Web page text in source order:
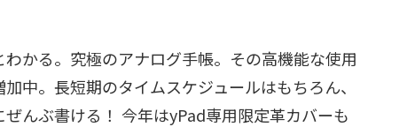
かる。究極のアナログ手帳。その高機能な使用
中。長短期のタイムスケジュールはもちろん、
んぶ書ける！ 今年はyPad専用限定革カバーも